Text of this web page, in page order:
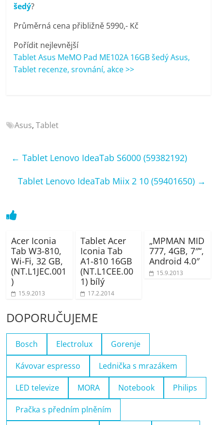
Elektro
recenze,
pračky,
televize,
notebooky,
šedý?
Průměrná cena přibližně 5990,- Kč
Pořídit nejlevnější
Tablet Asus MeMO Pad ME102A 16GB šedý Asus,
Tablet recenze, srovnání, akce >>
Asus,Tablet
← Tablet Lenovo IdeaTab S6000 (59382192)
Tablet Lenovo IdeaTab Miix 2 10 (59401650) →
Acer Iconia
Tab W3-810,
Wi-Fi, 32 GB,
(NT.L1JEC.001
)
15.9.2013
Tablet Acer
Iconia Tab
A1-810 16GB
(NT.L1CEE.00
1) bílý
17.2.2014
„MPMAN MID
777, 4GB, 7″“,
Android 4.0″
15.9.2013
DOPORUČUJEME
Bosch Electrolux Gorenje
Kávovar espresso Lednička s mrazákem
LED televize MORA Notebook Philips
Pračka s předním plněním